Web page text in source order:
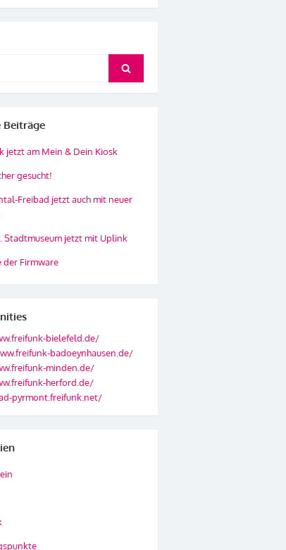
Search
Beiträge
jetzt am Mein & Dein Kiosk
gesucht!
Freibad jetzt auch mit neuer
Stadtmuseum jetzt mit Uplink
der Firmware
bielefeld.de/
badoeynhausen.de/
minden.de/
herford.de/
pyrmont.freifunk.net/